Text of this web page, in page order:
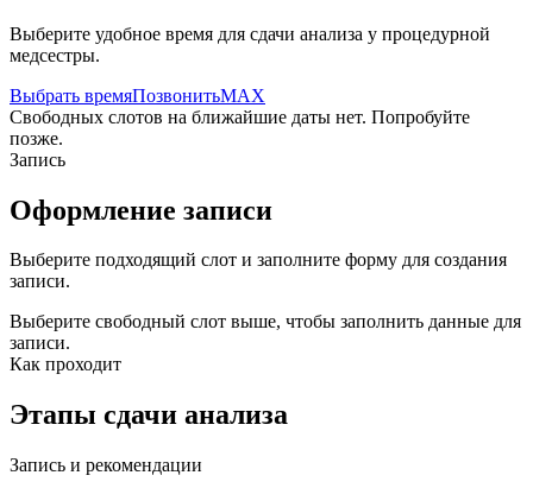
Выберите удобное время для сдачи анализа у процедурной
медсестры.
Выбрать времяПозвонитьMAX
Свободных слотов на ближайшие даты нет. Попробуйте
позже.
Запись
Оформление записи
Выберите подходящий слот и заполните форму для создания
записи.
Выберите свободный слот выше, чтобы заполнить данные для
записи.
Как проходит
Этапы сдачи анализа
Запись и рекомендации